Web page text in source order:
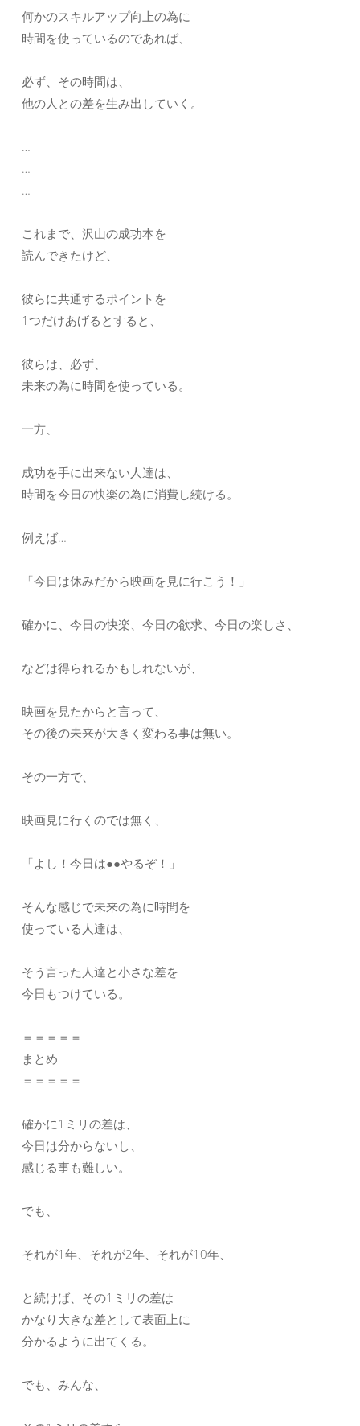
何かのスキルアップ向上の為に
時間を使っているのであれば、
必ず、その時間は、
他の人との差を生み出していく。
…
…
…
これまで、沢山の成功本を
読んできたけど、
彼らに共通するポイントを
1つだけあげるとすると、
彼らは、必ず、
未来の為に時間を使っている。
一方、
成功を手に出来ない人達は、
時間を今日の快楽の為に消費し続ける。
例えば…
「今日は休みだから映画を見に行こう！」
確かに、今日の快楽、今日の欲求、今日の楽しさ、
などは得られるかもしれないが、
映画を見たからと言って、
その後の未来が大きく変わる事は無い。
その一方で、
映画見に行くのでは無く、
「よし！今日は●●やるぞ！」
そんな感じで未来の為に時間を
使っている人達は、
そう言った人達と小さな差を
今日もつけている。
＝＝＝＝＝
まとめ
＝＝＝＝＝
確かに1ミリの差は、
今日は分からないし、
感じる事も難しい。
でも、
それが1年、それが2年、それが10年、
と続けば、その1ミリの差は
かなり大きな差として表面上に
分かるように出てくる。
でも、みんな、